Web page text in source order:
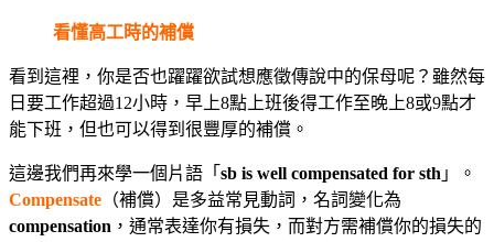
看懂高工時的補償
看到這裡，你是否也躍躍欲試想應徵傳說中的保母呢？雖然每
日要工作超過12小時，早上8點上班後得工作至晚上8或9點才
能下班，但也可以得到很豐厚的補償。
這邊我們再來學一個片語「 sb is well compensated for sth 」。
Compensate （補償）是多益常見動詞，名詞變化為
compensation ，通常表達你有損失，而對方需補償你的損失的